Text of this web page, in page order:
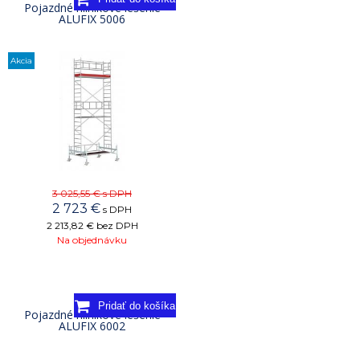
Pojazdné hliníkové lešenie
ALUFIX 5006
Akcia
3 025,55 €s DPH
2 723 € s DPH
2 213,82 € bez DPH
Na objednávku
Pojazdné hliníkové lešenie
ALUFIX 6002